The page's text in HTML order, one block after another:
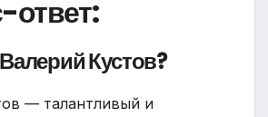
ответ:
Кустов?
— талантливый и